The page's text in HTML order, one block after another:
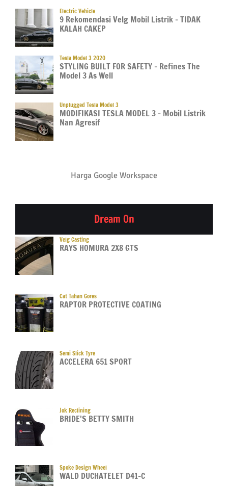
Electric Vehicle
9 Rekomendasi Velg Mobil Listrik – TIDAK
KALAH CAKEP
Tesla Model 3 2020
STYLING BUILT FOR SAFETY – Refines The
Model 3 As Well
Unplugged Tesla Model 3
MODIFIKASI TESLA MODEL 3 – Mobil Listrik
Nan Agresif
Harga Google Workspace
Dream On
Velg Casting
RAYS HOMURA 2X8 GTS
Cat Tahan Gores
RAPTOR PROTECTIVE COATING
Semi Slick Tyre
ACCELERA 651 SPORT
Jok Reclining
BRIDE’S BETTY SMITH
Spoke Design Wheel
WALD DUCHATELET D41-C